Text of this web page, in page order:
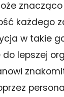
każdego
w takie
lepszej